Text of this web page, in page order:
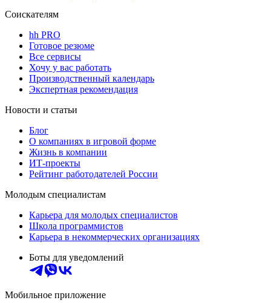
Соискателям
hh PRO
Готовое резюме
Все сервисы
Хочу у вас работать
Производственный календарь
Экспертная рекомендация
Новости и статьи
Блог
О компаниях в игровой форме
Жизнь в компании
ИТ-проекты
Рейтинг работодателей России
Молодым специалистам
Карьера для молодых специалистов
Школа программистов
Карьера в некоммерческих организациях
Боты для уведомлений
Мобильное приложение